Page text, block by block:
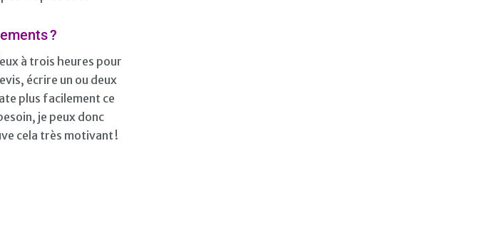
?
à trois heures pour
écrire un ou deux
plus facilement ce
je peux donc
cela très motivant !